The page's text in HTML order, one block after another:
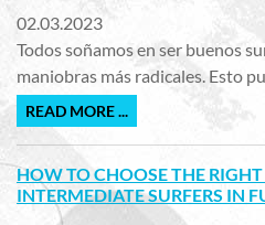
02.03.2023
Todos soñamos en ser buenos
maniobras más radicales. Esto
READ MORE ...
HOW TO CHOOSE THE
INTERMEDIATE SURFERS IN